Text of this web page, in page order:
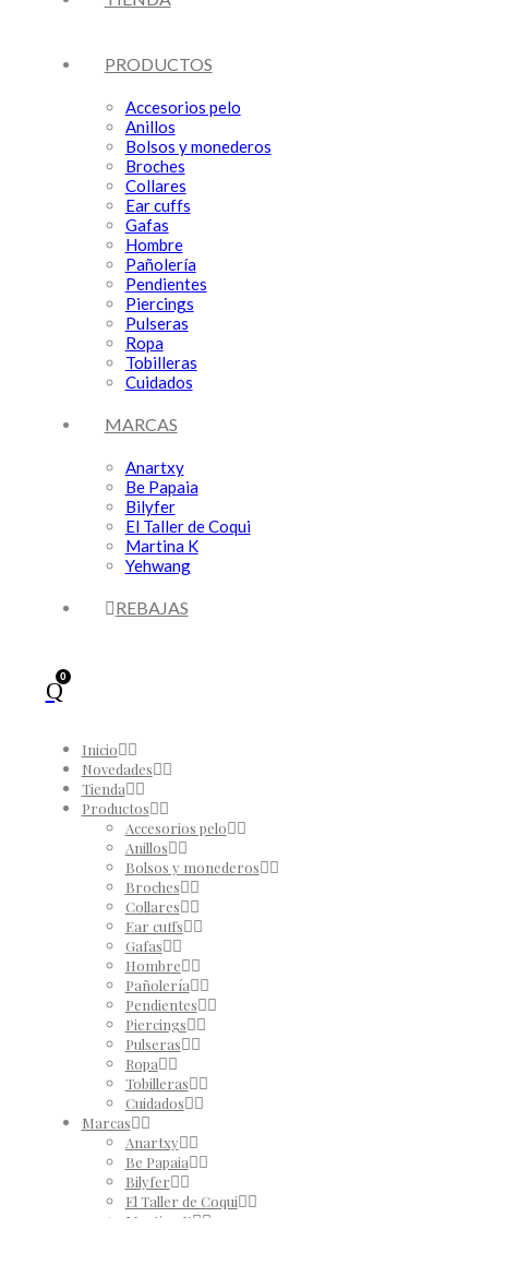
PRODUCTOS
Accesorios pelo
Anillos
Bolsos y monederos
Broches
Collares
Ear cuffs
Gafas
Hombre
Pañolería
Pendientes
Piercings
Pulseras
Ropa
Tobilleras
Cuidados
MARCAS
Anartxy
Be Papaia
Bilyfer
El Taller de Coqui
Martina K
Yehwang
REBAJAS
0
Inicio
Novedades
Tienda
Productos
Accesorios pelo
Anillos
Bolsos y monederos
Broches
Collares
Ear cuffs
Gafas
Hombre
Pañolería
Pendientes
Piercings
Pulseras
Ropa
Tobilleras
Cuidados
Marcas
Anartxy
Be Papaia
Bilyfer
El Taller de Coqui
Martina K